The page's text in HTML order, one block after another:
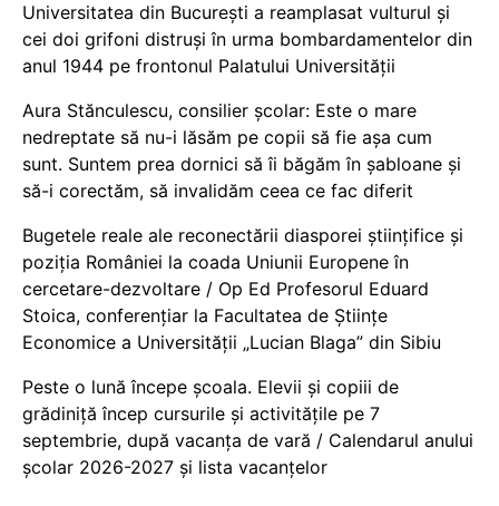
Universitatea din București a reamplasat vulturul și
cei doi grifoni distruși în urma bombardamentelor din
anul 1944 pe frontonul Palatului Universității
Aura Stănculescu, consilier școlar: Este o mare
nedreptate să nu-i lăsăm pe copii să fie așa cum
sunt. Suntem prea dornici să îi băgăm în șabloane și
să-i corectăm, să invalidăm ceea ce fac diferit
Bugetele reale ale reconectării diasporei științifice și
poziția României la coada Uniunii Europene în
cercetare-dezvoltare / Op Ed Profesorul Eduard
Stoica, conferențiar la Facultatea de Științe
Economice a Universității „Lucian Blaga” din Sibiu
Peste o lună începe școala. Elevii și copiii de
grădiniță încep cursurile și activitățile pe 7
septembrie, după vacanța de vară / Calendarul anului
școlar 2026-2027 și lista vacanțelor